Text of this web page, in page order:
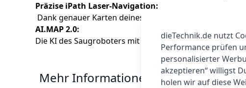
Präzise iPath Laser-Navigation:
Dank genauer Karten deines Zuhauses werden
AI.MAP 2.0:
Die KI des Saugroboters mit Wischfunktion erstellt
Mehr Informationen
dieTechnik.de nutzt
Performance prüfen
personalisierter
akzeptieren“ willigst
holen wir auf diese